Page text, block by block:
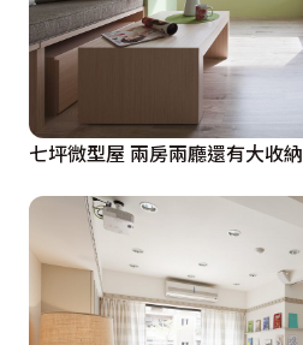
七坪微型屋 兩房兩廳還有大收納